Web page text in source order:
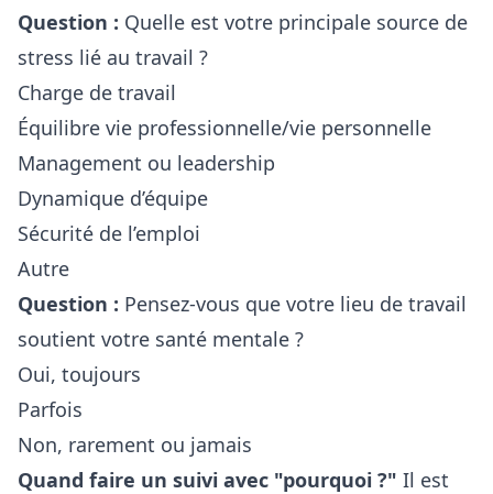
Question : Quelle est votre principale source de
stress lié au travail ?
Charge de travail
Équilibre vie professionnelle/vie personnelle
Management ou leadership
Dynamique d’équipe
Sécurité de l’emploi
Autre
Question : Pensez-vous que votre lieu de travail
soutient votre santé mentale ?
Oui, toujours
Parfois
Non, rarement ou jamais
Quand faire un suivi avec "pourquoi ?" Il est